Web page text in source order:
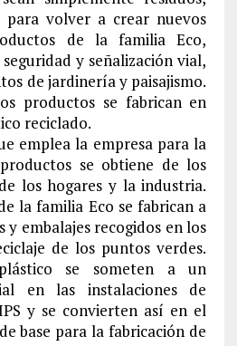
para volver a crear nuevos
de la familia Eco,
y señalización vial,
de jardinería y paisajismo.
productos se fabrican en
reciclado.
emplea la empresa para la
se obtiene de los
los hogares y la industria.
la familia Eco se fabrican a
y embalajes recogidos en los
de los puntos verdes.
se someten a un
en las instalaciones de
y se convierten así en el
base para la fabricación de